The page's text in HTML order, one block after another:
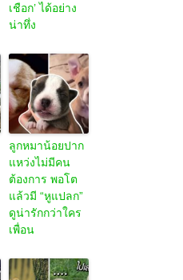
เชือก’ ได้อย่าง
น่าทึ่ง
ลูกหมาน้อยปาก
แหว่งไม่มีคน
ต้องการ พอโต
แล้วมี “หูแปลก”
ดูน่ารักกว่าใคร
เพื่อน